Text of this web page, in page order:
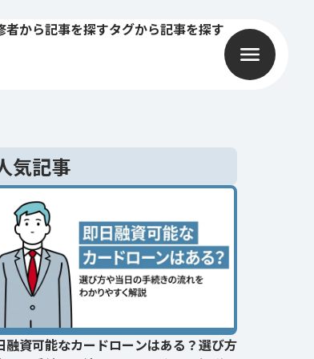
者から記事を探すタグから記事を探す
気記事
融資可能なカードローンはある？選び方